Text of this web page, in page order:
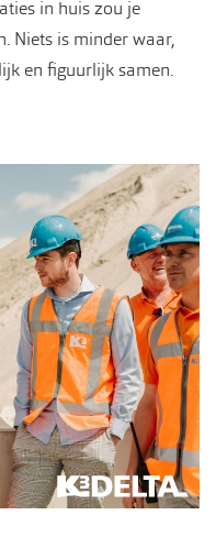
in huis zou je
Niets is minder waar,
en figuurlijk samen.